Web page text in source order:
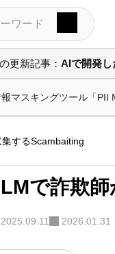
更新記事： AIで開発し
マスキングツール「PII
するScambaiting
で詐欺
2025.09.11 2026.01.31